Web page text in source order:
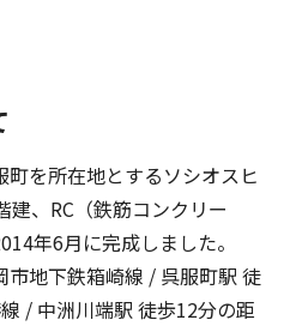
を所在地とするソシオスヒ
、RC（鉄筋コンクリー
年6月に完成しました。
地下鉄箱崎線 / 呉服町駅 徒
/ 中洲川端駅 徒歩12分の距